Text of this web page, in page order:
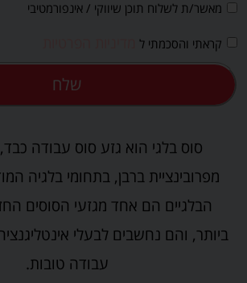
מאשר/ת לשלוח תוכן שיווקי / אינפורמטיבי
קראתי והסכמתי ל
שלח
סוס בלגי הוא גזע סוס עבודה
מפרובינציית ברבן, בתחומי בלגיה
הבלגיים הם אחד מגזעי הסוסים
ביותר, והם נחשבים לבעלי
עבודה טובות.